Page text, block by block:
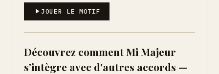
JOUER LE MOTIF
Découvrez comment Mi Majeur
s'intègre avec d'autres accords —